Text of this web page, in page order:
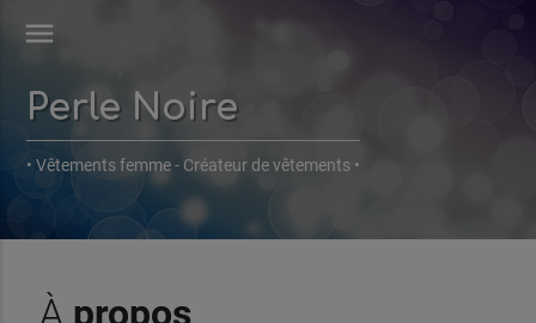
menu
Perle Noire
• Vêtements femme - Créateur de vêtements •